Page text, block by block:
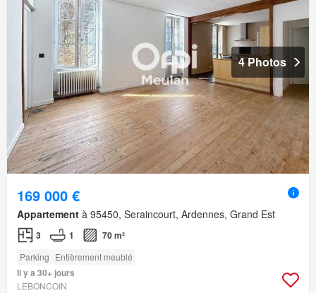
4 Photos
169 000 €
Appartement à 95450, Seraincourt, Ardennes, Grand Est
3 1 70 m²
Parking Entièrement meublé
Il y a 30+ jours
LEBONCOIN